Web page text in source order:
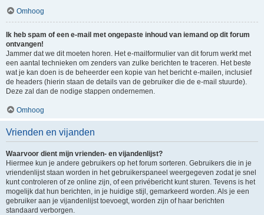
Omhoog
Ik heb spam of een e-mail met ongepaste inhoud van iemand op dit forum
ontvangen!
Jammer dat we dit moeten horen. Het e-mailformulier van dit forum werkt met
een aantal technieken om zenders van zulke berichten te traceren. Het beste
wat je kan doen is de beheerder een kopie van het bericht e-mailen, inclusief
de headers (hierin staan de details van de gebruiker die de e-mail stuurde).
Deze zal dan de nodige stappen ondernemen.
Omhoog
Vrienden en vijanden
Waarvoor dient mijn vrienden- en vijandenlijst?
Hiermee kun je andere gebruikers op het forum sorteren. Gebruikers die in je
vriendenlijst staan worden in het gebruikerspaneel weergegeven zodat je snel
kunt controleren of ze online zijn, of een privébericht kunt sturen. Tevens is het
mogelijk dat hun berichten, in je huidige stijl, gemarkeerd worden. Als je een
gebruiker aan je vijandenlijst toevoegt, worden zijn of haar berichten
standaard verborgen.